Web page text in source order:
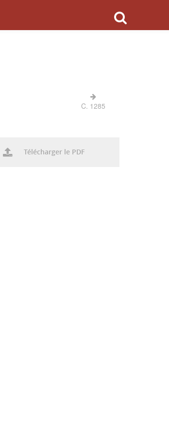
C. 1285
Télécharger le PDF